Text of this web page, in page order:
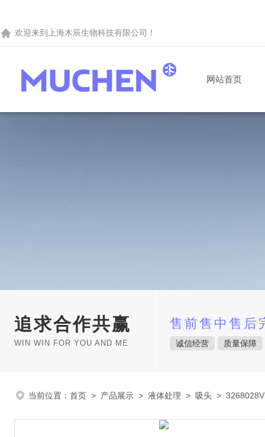
欢迎来到 上海木辰生物科技有限公司 ！
网站首页
追求合作共赢
WIN WIN FOR YOU AND ME
售前售中售后
诚信经营 质量保障
当前位置： 首页 > 产品展示 > 液体处理 > 吸头 >